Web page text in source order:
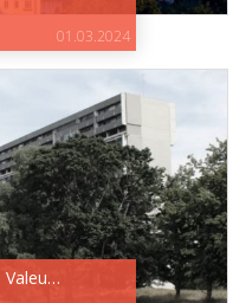
01.03.2024